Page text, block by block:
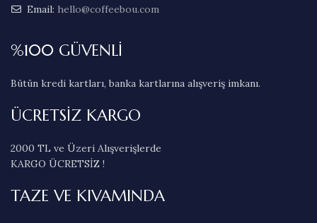
Email: hello@coffeebou.com
%100 GÜVENLİ
Bütün kredi kartları, banka kartlarına alışveriş imkanı.
ÜCRETSİZ KARGO
2000 TL ve Üzeri Alışverişlerde
KARGO ÜCRETSİZ !
TAZE VE KIVAMINDA